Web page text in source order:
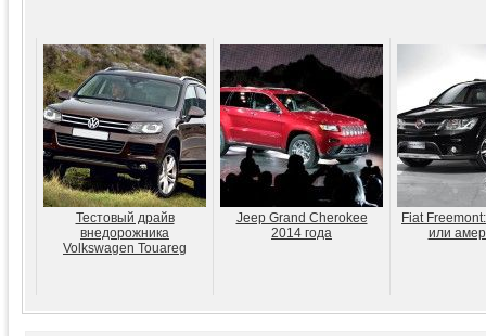
Тестовый драйв
внедорожника
Volkswagen Touareg
Jeep Grand Cherokee
2014 года
Fiat
или